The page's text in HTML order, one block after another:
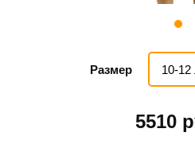
Размер 10-12
5510